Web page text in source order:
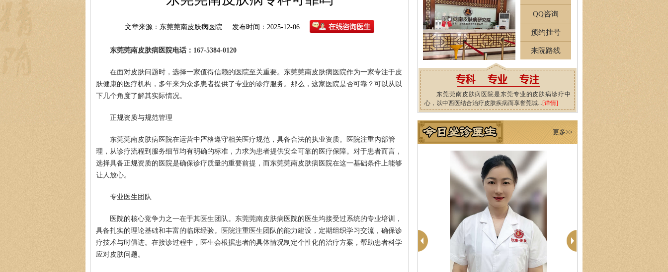
文章来源：东莞莞南皮肤病医院 发布时间：2025-12-06
东莞莞南皮肤病医院电话：167-5384-0120
在面对皮肤问题时，选择一家值得信赖的医院至关重要。东莞莞南皮肤病医院作为一家专注于皮
肤健康的医疗机构，多年来为众多患者提供了专业的诊疗服务。那么，这家医院是否可靠？可以从以
下几个角度了解其实际情况。
正规资质与规范管理
东莞莞南皮肤病医院在运营中严格遵守相关医疗规范，具备合法的执业资质。医院注重内部管
理，从诊疗流程到服务细节均有明确的标准，力求为患者提供安全可靠的医疗保障。对于患者而言，
选择具备正规资质的医院是确保诊疗质量的重要前提，而东莞莞南皮肤病医院在这一基础条件上能够
让人放心。
专业医生团队
医院的核心竞争力之一在于其医生团队。东莞莞南皮肤病医院的医生均接受过系统的专业培训，
具备扎实的理论基础和丰富的临床经验。医院注重医生团队的能力建设，定期组织学习交流，确保诊
疗技术与时俱进。在接诊过程中，医生会根据患者的具体情况制定个性化的治疗方案，帮助患者科学
应对皮肤问题。
QQ咨询
预约挂号
来院路线
东莞莞南皮肤病医院是东莞专业的皮肤病诊疗中
心，以中西医结合治疗皮肤疾病而享誉莞城...[详情]
更多>>